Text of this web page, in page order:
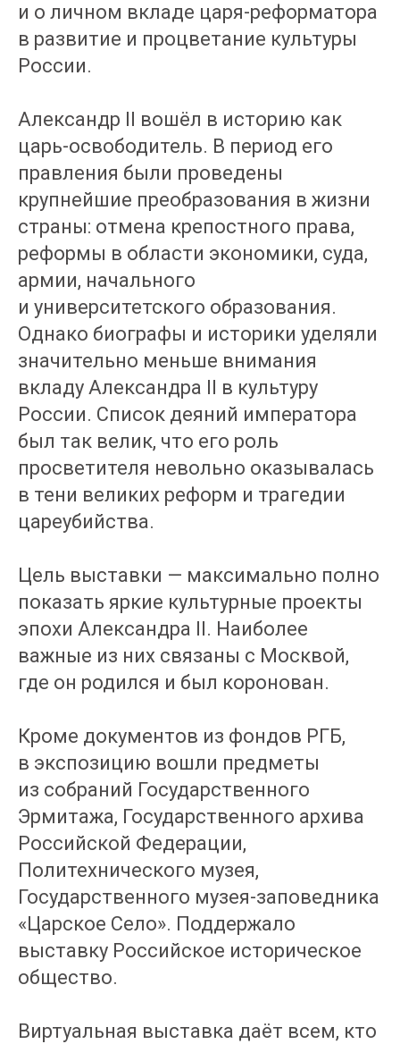
и о личном вкладе царя-реформатора
в развитие и процветание культуры
России.
Александр II вошёл в историю как
царь-освободитель. В период его
правления были проведены
крупнейшие преобразования в жизни
страны: отмена крепостного права,
реформы в области экономики, суда,
армии, начального
и университетского образования.
Однако биографы и историки уделяли
значительно меньше внимания
вкладу Александра II в культуру
России. Список деяний императора
был так велик, что его роль
просветителя невольно оказывалась
в тени великих реформ и трагедии
цареубийства.
Цель выставки — максимально полно
показать яркие культурные проекты
эпохи Александра II. Наиболее
важные из них связаны с Москвой,
где он родился и был коронован.
Кроме документов из фондов РГБ,
в экспозицию вошли предметы
из собраний Государственного
Эрмитажа, Государственного архива
Российской Федерации,
Политехнического музея,
Государственного музея-заповедника
«Царское Село». Поддержало
выставку Российское историческое
общество.
Виртуальная выставка даёт всем, кто